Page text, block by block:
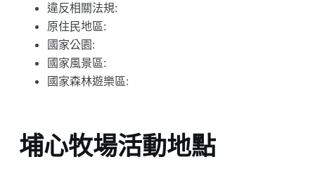
違反相關法規:
原住民地區:
國家公園:
國家風景區:
國家森林遊樂區:
埔心牧場活動地點